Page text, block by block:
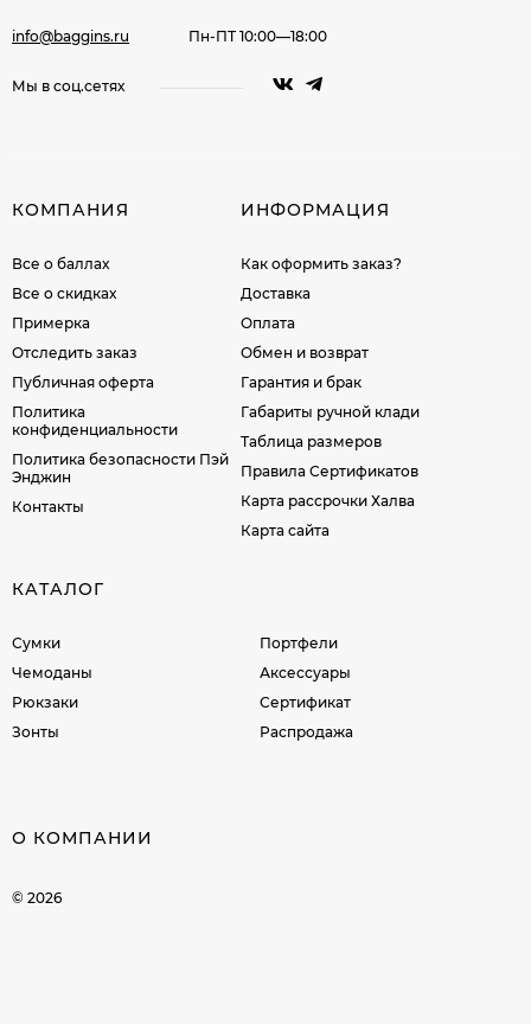
info@baggins.ru Пн-ПТ 10:00—18:00
Мы в соц.сетях
КОМПАНИЯ
Все о баллах
Все о скидках
Примерка
Отследить заказ
Публичная оферта
Политика
конфиденциальности
Политика безопасности Пэй
Энджин
Контакты
ИНФОРМАЦИЯ
Как оформить заказ?
Доставка
Оплата
Обмен и возврат
Гарантия и брак
Габариты ручной клади
Таблица размеров
Правила Сертификатов
Карта рассрочки Халва
Карта сайта
КАТАЛОГ
Сумки
Чемоданы
Рюкзаки
Зонты
Портфели
Аксессуары
Сертификат
Распродажа
О КОМПАНИИ
© 2026